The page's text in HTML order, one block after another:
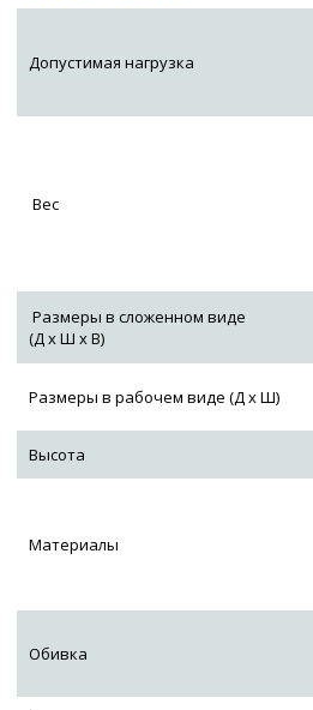
Допустимая нагрузка
Вес
Размеры в сложенном виде
(Д х Ш х В)
Размеры в рабочем виде (Д х Ш)
Высота
Материалы
Обивка